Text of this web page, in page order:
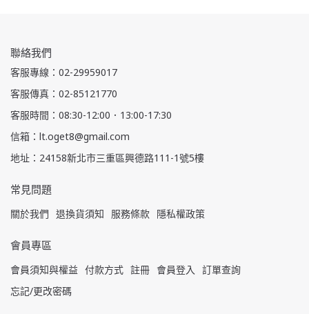
聯絡我們
客服專線：02-29959017
客服傳真：02-85121770
客服時間：08:30-12:00．13:00-17:30
信箱：lt.oget8@gmail.com
地址：24158新北市三重區興德路111-1號5樓
常見問題
關於我們 退換貨須知 服務條款 隱私權政策
會員專區
會員須知與權益 付款方式 註冊 會員登入
訂單查詢
忘記/更改密碼